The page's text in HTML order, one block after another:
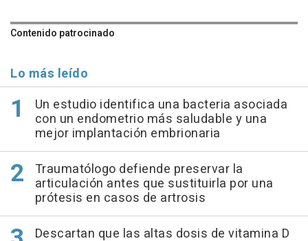
Contenido patrocinado
Lo más leído
Un estudio identifica una bacteria asociada
con un endometrio más saludable y una
mejor implantación embrionaria
Traumatólogo defiende preservar la
articulación antes que sustituirla por una
prótesis en casos de artrosis
Descartan que las altas dosis de vitamina D